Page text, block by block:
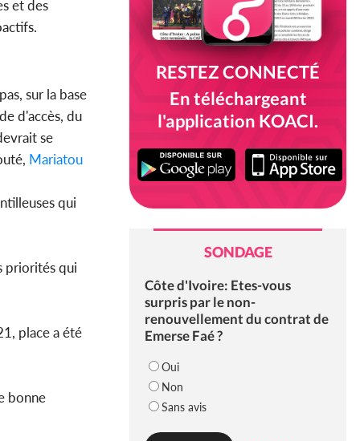
et des
sur la base
d'accès, du
se
Mariatou
qui
priorités qui
place a été
bonne
RESTEZ CONNECTÉ
En téléchargeant
l'application KOACI.
SONDAGE
Côte d'Ivoire: Etes-vous
surpris par le non-
renouvellement du contrat de
Emerse Faé ?
Oui
Non
Sans avis